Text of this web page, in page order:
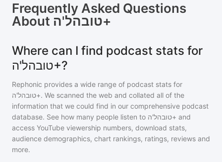
Frequently Asked Questions
About
טובהל'ה+
Where can I find podcast stats for
טובהל'ה+?
Rephonic provides a wide range of podcast stats for
טובהל'ה+. We scanned the web and collated all of the
information that we could find in our comprehensive podcast
database. See how many people listen to
טובהל'ה+ and
access YouTube viewership numbers, download stats,
audience demographics, chart rankings, ratings, reviews and
more.